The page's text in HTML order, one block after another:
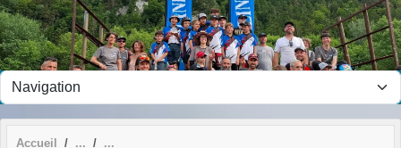
Accueil
Panneau de gestion des cookies